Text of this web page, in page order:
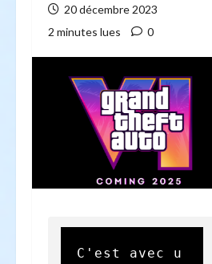
20 décembre 2023
2 minutes lues
0
C'est avec u